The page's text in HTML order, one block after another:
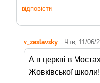
відповісти
v_zaslavsky Чтв, 11/06/
А в церкві в
Жовківської школи!